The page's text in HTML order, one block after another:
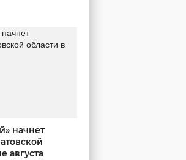
начнет
августа